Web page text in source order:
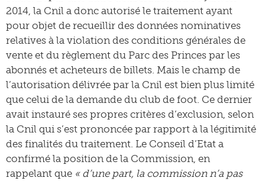
2014, la Cnil a donc autorisé le traitement ayant
pour objet de recueillir des données nominatives
relatives à la violation des conditions générales de
vente et du règlement du Parc des Princes par les
abonnés et acheteurs de billets. Mais le champ de
l’autorisation délivrée par la Cnil est bien plus limité
que celui de la demande du club de foot. Ce dernier
avait instauré ses propres critères d’exclusion, selon
la Cnil qui s’est prononcée par rapport à la légitimité
des finalités du traitement. Le Conseil d’Etat a
confirmé la position de la Commission, en
rappelant que « d’une part, la commission n’a pas